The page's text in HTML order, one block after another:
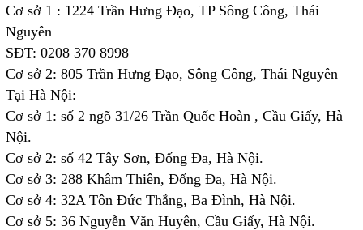
Cơ sở 1 : 1224 Trần Hưng Đạo, TP Sông Công, Thái
Nguyên
SĐT: 0208 370 8998
Cơ sở 2: 805 Trần Hưng Đạo, Sông Công, Thái Nguyên
Tại Hà Nội:
Cơ sở 1: số 2 ngõ 31/26 Trần Quốc Hoàn , Cầu Giấy, Hà
Nội.
Cơ sở 2: số 42 Tây Sơn, Đống Đa, Hà Nội.
Cơ sở 3: 288 Khâm Thiên, Đống Đa, Hà Nội.
Cơ sở 4: 32A Tôn Đức Thắng, Ba Đình, Hà Nội.
Cơ sở 5: 36 Nguyễn Văn Huyên, Cầu Giấy, Hà Nội.